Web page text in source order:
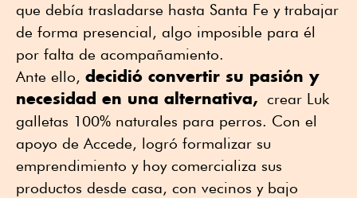
que debía trasladarse hasta Santa Fe y trabajar
de forma presencial, algo imposible para él
por falta de acompañamiento.
Ante ello, decidió convertir su pasión y
necesidad en una alternativa, crear Luk
galletas 100% naturales para perros. Con el
apoyo de Accede, logró formalizar su
emprendimiento y hoy comercializa sus
productos desde casa, con vecinos y bajo